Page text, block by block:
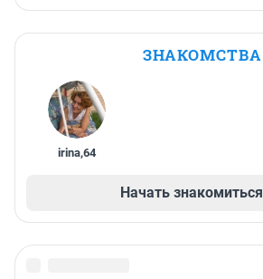
ЗНАКОМСТВА
irina,64
Начать знакомиться